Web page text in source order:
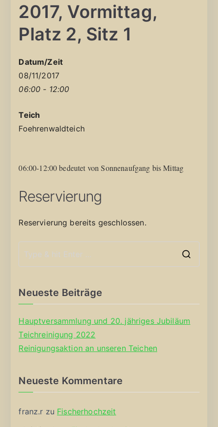
2017, Vormittag,
Platz 2, Sitz 1
Datum/Zeit
08/11/2017
06:00 - 12:00
Teich
Foehrenwaldteich
06:00-12:00 bedeutet von Sonnenaufgang bis Mittag
Reservierung
Reservierung bereits geschlossen.
Neueste Beiträge
Hauptversammlung und 20. jähriges Jubiläum
Teichreinigung 2022
Reinigungsaktion an unseren Teichen
Neueste Kommentare
franz.r zu Fischerhochzeit